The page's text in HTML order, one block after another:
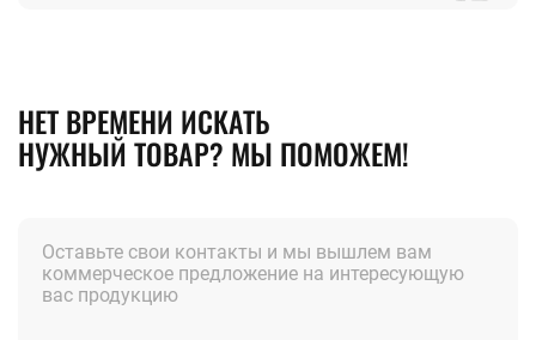
НЕТ ВРЕМЕНИ ИСКАТЬ
НУЖНЫЙ ТОВАР? МЫ ПОМОЖЕМ!
Оставьте свои контакты и мы вышлем вам
коммерческое предложение на интересующую
вас продукцию